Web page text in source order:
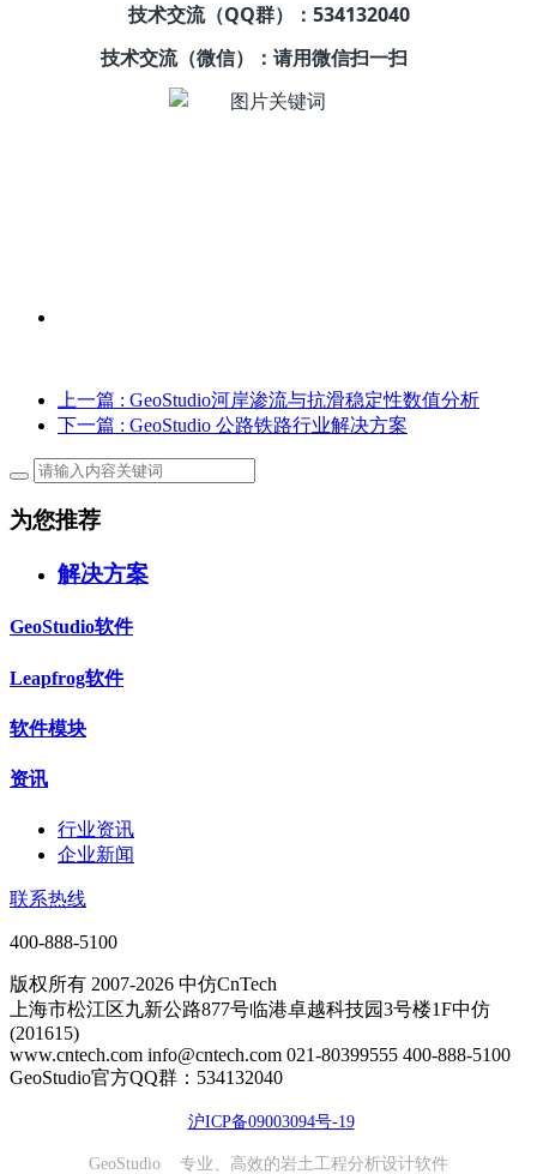
技术交流（QQ群）：534132040
技术交流（微信）：请用微信扫一扫
上一篇 : GeoStudio河岸渗流与抗滑稳定性数值分析
下一篇 : GeoStudio 公路铁路行业解决方案
为您推荐
解决方案
GeoStudio软件
Leapfrog软件
软件模块
资讯
行业资讯
企业新闻
联系热线
400-888-5100
版权所有 2007-2026 中仿CnTech
上海市松江区九新公路877号临港卓越科技园3号楼1F中仿
(201615)
www.cntech.com info@cntech.com 021-80399555 400-888-5100
GeoStudio官方QQ群：534132040
沪ICP备09003094号-19
GeoStudio 专业、高效的岩土工程分析设计软件